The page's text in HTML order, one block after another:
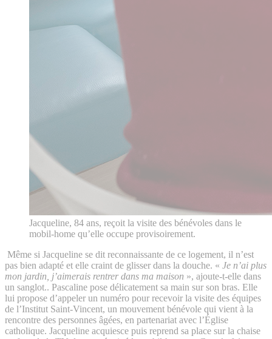
Jacqueline, 84 ans, reçoit la visite des bénévoles dans le
mobil-home qu’elle occupe provisoirement.
Même si Jacqueline se dit reconnaissante de ce logement, il n’est
pas bien adapté et elle craint de glisser dans la douche. « Je n’ai plus
mon jardin, j’aimerais rentrer dans ma maison », ajoute-t-elle dans
un sanglot.. Pascaline pose délicatement sa main sur son bras. Elle
lui propose d’appeler un numéro pour recevoir la visite des équipes
de l’Institut Saint-Vincent, un mouvement bénévole qui vient à la
rencontre des personnes âgées, en partenariat avec l’Église
catholique. Jacqueline acquiesce puis reprend sa place sur la chaise